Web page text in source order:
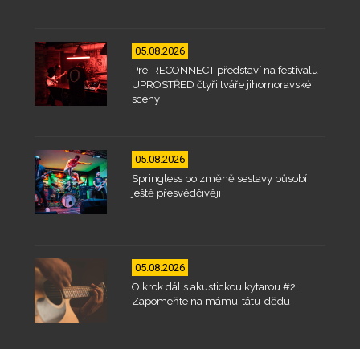
05.08.2026
Pre-RECONNECT představí na festivalu
UPROSTŘED čtyři tváře jihomoravské
scény
05.08.2026
Springless po změně sestavy působí
ještě přesvědčivěji
05.08.2026
O krok dál s akustickou kytarou #2:
Zapomeňte na mámu-tátu-dědu